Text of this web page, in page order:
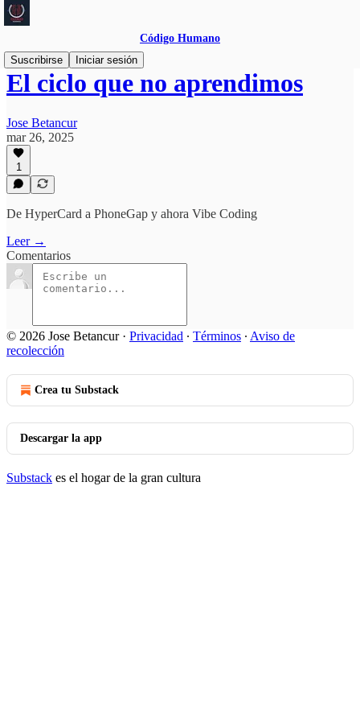
Código Humano
Suscribirse
Iniciar sesión
El ciclo que no aprendimos
Jose Betancur
mar 26, 2025
1
De HyperCard a PhoneGap y ahora Vibe Coding
Leer →
Comentarios
© 2026 Jose Betancur· Privacidad ∙ Términos ∙ Aviso de
recolección
Crea tu Substack
Descargar la app
Substack es el hogar de la gran cultura